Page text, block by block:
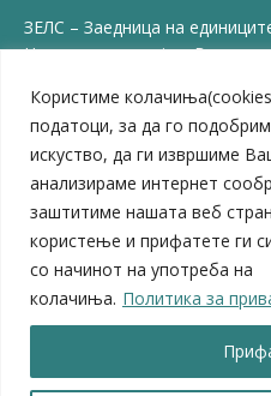
Користиме
податоци, за да го
искуство, да ги извршиме
анализираме интернет
заштитиме нашата веб
користење и прифатете ги
со начинот на употреба на
колачиња. Политика за
ЗЕЛС – Заедница на
Центар за развој на
ЈПССО „Парк – спорт и
ЛБ „Гоце Делчев“
ЛУ „Народен Музеј“
Влада на Република Северна
Собрание на Република
Министерство за финансии
Министерство за транспорт
Министерство за локална
Министерство за дигитална
Министерство за јавна
Министерство за